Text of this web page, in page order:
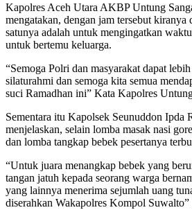
Kapolres Aceh Utara AKBP Untung
mengatakan, dengan jam tersebut kiranya
satunya adalah untuk mengingatkan
untuk bertemu keluarga.
“Semoga Polri dan masyarakat dapat
silaturahmi dan semoga kita semua
suci Ramadhan ini” Kata Kapolres
Sementara itu Kapolsek Seunuddon Ipda
menjelaskan, selain lomba masak nasi
dan lomba tangkap bebek pesertanya
“Untuk juara menangkap bebek yang
tangan jatuh kepada seorang warga
yang lainnya menerima sejumlah uang
diserahkan Wakapolres Kompol